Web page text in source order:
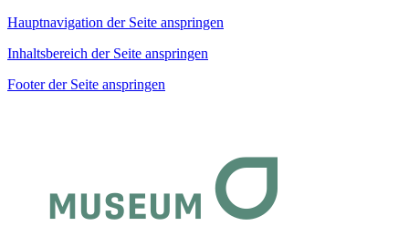
Hauptnavigation der Seite anspringen
Inhaltsbereich der Seite anspringen
Footer der Seite anspringen